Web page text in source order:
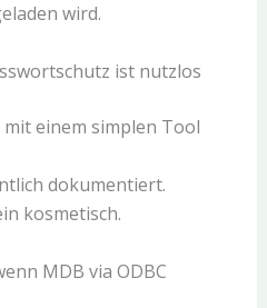
wird.
ist nutzlos
einem simplen Tool
dokumentiert.
kosmetisch.
MDB via ODBC